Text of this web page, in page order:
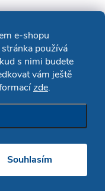
e-shopu
používá
s nimi budete
vám ještě
zde.
Souhlasím